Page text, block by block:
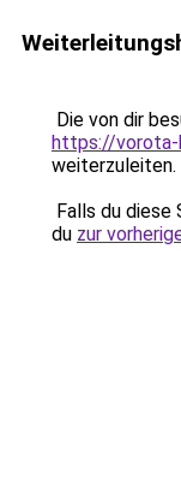
Die von dir
https://vorota-
weiterzuleiten.
Falls du
du zur